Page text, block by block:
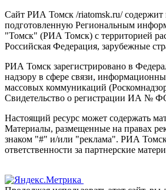
Сайт РИА Томск /riatomsk.ru/
подготовленную Региональным
"Томск" (РИА Томск) с территорией
Российская Федерация, зарубежные
РИА Томск зарегистрировано в
надзору в сфере связи,
массовых коммуникаций
Свидетельство о регистрации ИА №
Настоящий ресурс может содержать
Материалы, размещенные на правах
знаком "#" и/или "реклама". РИА Томск
ответственности за партнерские